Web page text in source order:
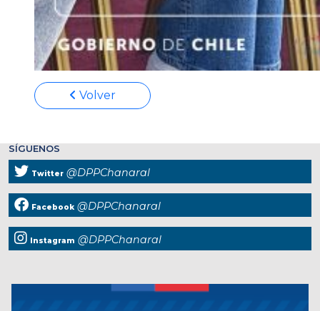
Volver
SÍGUENOS
Twitter @DPPChanaral
Facebook @DPPChanaral
Instagram @DPPChanaral